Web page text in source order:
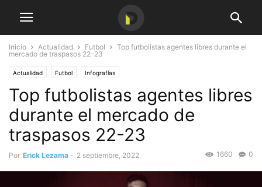
Inicio Actualidad Futbol
Top futbolistas agentes libres durante el
mercado de traspasos 22-23
Actualidad Futbol Infografías
Top futbolistas agentes libres
durante el mercado de
traspasos 22-23
Por Erick Lezama - 2 septiembre, 2022 0
1660